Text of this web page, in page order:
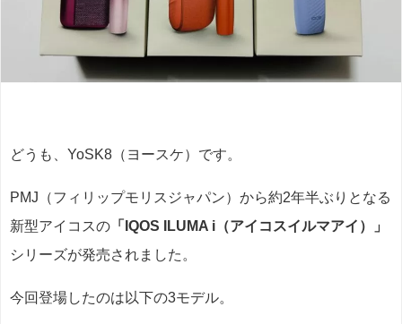
どうも、YoSK8（ヨースケ）です。
PMJ（フィリップモリスジャパン）から約2年半ぶりとなる
新型アイコスの 「IQOS ILUMA i（アイコスイルマアイ）」
シリーズが発売されました。
今回登場したのは以下の3モデル。